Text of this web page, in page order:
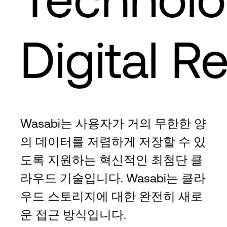
Digital
Wasabi는 사용자가 거의 무한한 양
의 데이터를 저렴하게 저장할 수 있
도록 지원하는 혁신적인 최첨단 클
라우드 기술입니다. Wasabi는 클라
우드 스토리지에 대한 완전히 새로
운 접근 방식입니다.